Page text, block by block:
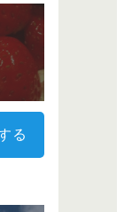
る